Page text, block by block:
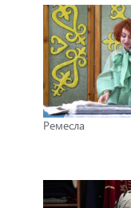
Ремесла